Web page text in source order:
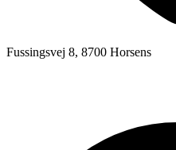
Fussingsvej 8, 8700 Horsens